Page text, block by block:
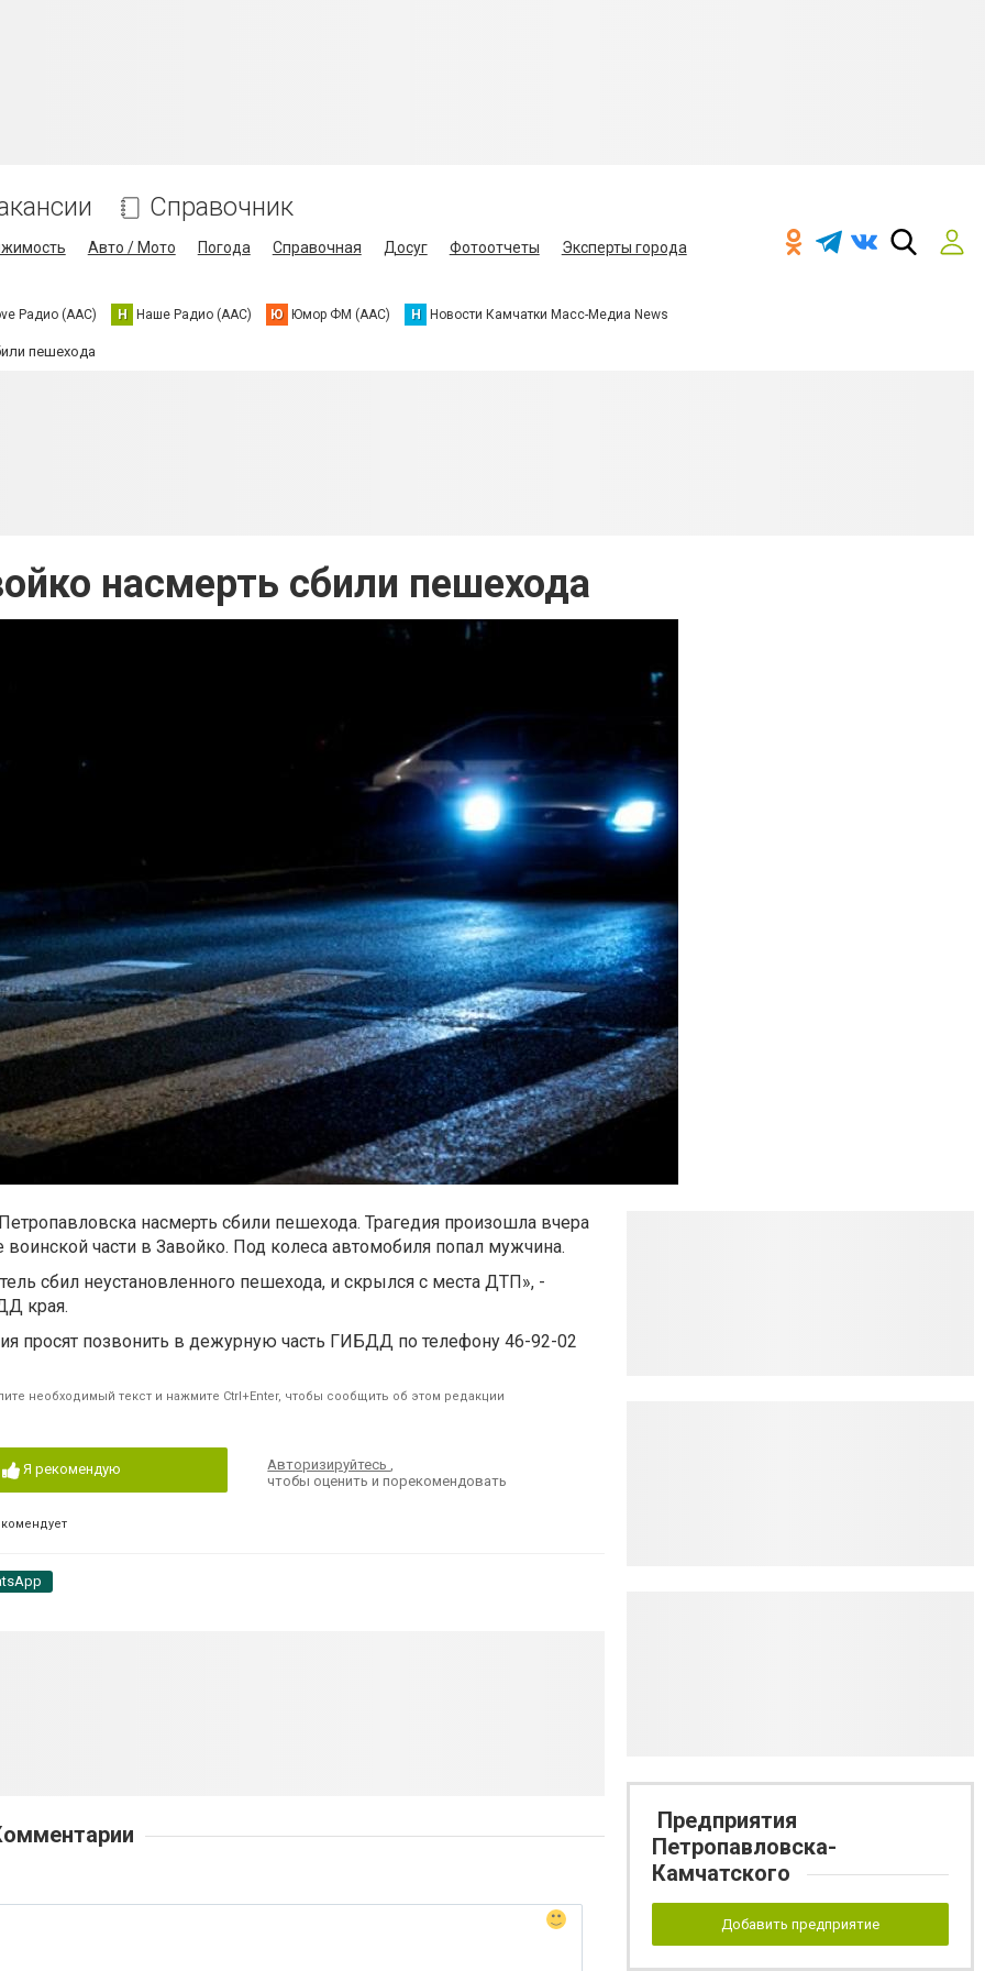
Справочник
Авто / Мото Погода Справочная Досуг Фотоотчеты Эксперты города
Радио (AAC) Н Наше Радио (AAC) Ю Юмор ФМ (AAC) Н Новости Камчатки Масс-Медиа News
пешехода
насмерть сбили пешехода
насмерть сбили пешехода. Трагедия произошла вчера
воинской части в Завойко. Под колеса автомобиля попал мужчина.
сбил неустановленного пешехода, и скрылся с места ДТП», -
края.
просят позвонить в дежурную часть ГИБДД по телефону 46-92-02
необходимый текст и нажмите Ctrl+Enter, чтобы сообщить об этом редакции
Я рекомендую Авторизируйтесь,
чтобы оценить и порекомендовать
Предприятия
Петропавловска-
Камчатского
Добавить предприятие